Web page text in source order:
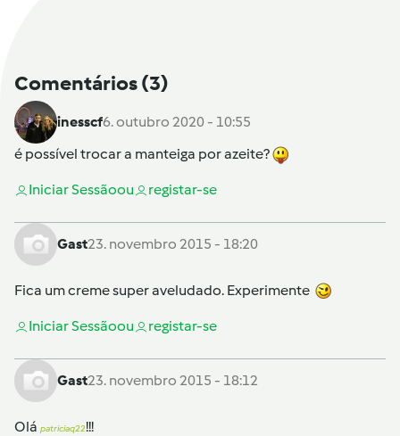
Comentários(3)
inesscf6. outubro 2020 - 10:55
é possível trocar a manteiga por azeite?
Iniciar Sessãoou registar-se
Gast23. novembro 2015 - 18:20
Fica um creme super aveludado. Experimente
Iniciar Sessãoou registar-se
Gast23. novembro 2015 - 18:12
Olá patriciaq22!!!